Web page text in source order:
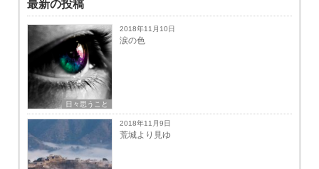
最新の投稿
日々思うこと
2018年11月10日
涙の色
2018年11月9日
荒城より見ゆ